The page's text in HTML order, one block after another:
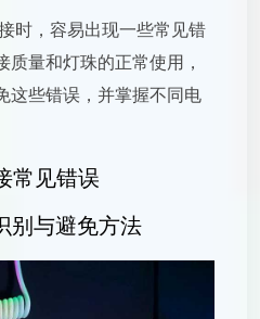
时，容易出现一些常见错
量和灯珠的正常使用，
这些错误，并掌握不同电
常见错误
别与避免方法